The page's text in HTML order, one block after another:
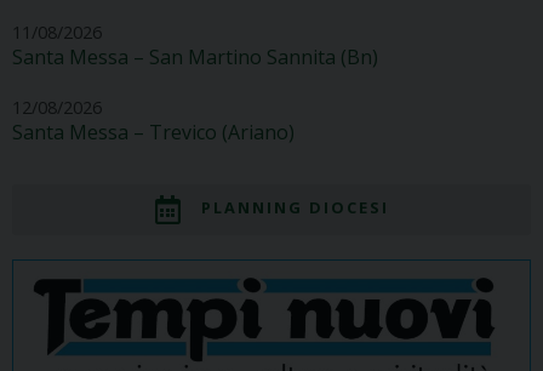
11/08/2026
Santa Messa – San Martino Sannita (Bn)
12/08/2026
Santa Messa – Trevico (Ariano)
PLANNING DIOCESI